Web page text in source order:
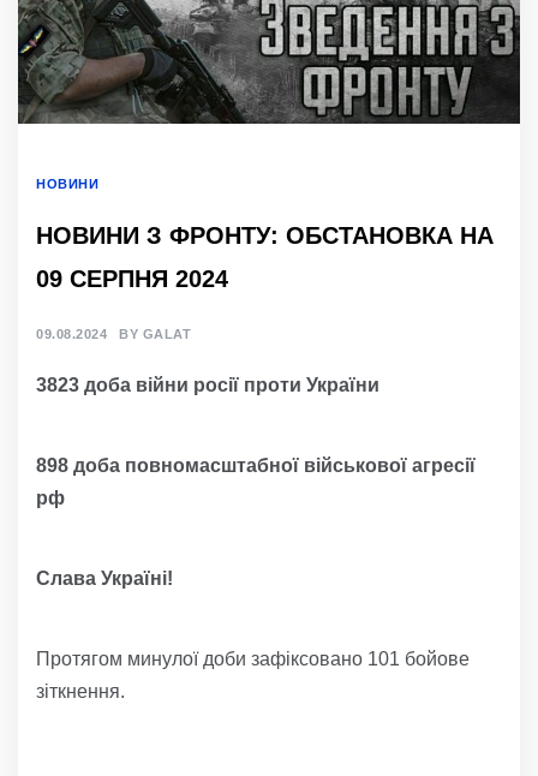
НОВИНИ
НОВИНИ З ФРОНТУ: ОБСТАНОВКА НА
09 СЕРПНЯ 2024
09.08.2024 BY GALAT
3823 доба війни росії проти України
898 доба повномасштабної військової агресії
рф
Слава Україні!
Протягом минулої доби зафіксовано 101 бойове
зіткнення.